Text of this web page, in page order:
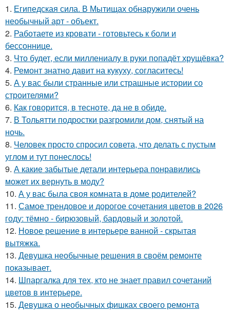
1. Египедская сила. В Мытищах обнаружили очень
необычный арт - объект.
2. Работаете из кровати - готовьтесь к боли и
бессоннице.
3. Что будет, если миллениалу в руки попадёт хрущёвка?
4. Ремонт знатно давит на кукуху, согласитесь!
5. А у вас были странные или страшные истории со
строителями?
6. Как говорится, в тесноте, да не в обиде.
7. В Тольятти подростки разгромили дом, снятый на
ночь.
8. Человек просто спросил совета, что делать с пустым
углом и тут понеслось!
9. А какие забытые детали интерьера понравились
может их вернуть в моду?
10. А у вас была своя комната в доме родителей?
11. Самое трендовое и дорогое сочетания цветов в 2026
году: тёмно - бирюзовый, бардовый и золотой.
12. Новое решение в интерьере ванной - скрытая
вытяжка.
13. Девушка необычные решения в своём ремонте
показывает.
14. Шпаргалка для тех, кто не знает правил сочетаний
цветов в интерьере.
15. Девушка о необычных фишках своего ремонта